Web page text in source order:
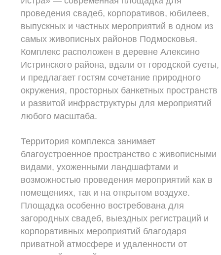
проведения свадеб, корпоративов, юбилеев,
выпускных и частных мероприятий в одном из
самых живописных районов Подмосковья.
Комплекс расположен в деревне Алексино
Истринского района, вдали от городской суеты,
и предлагает гостям сочетание природного
окружения, просторных банкетных пространств
и развитой инфраструктуры для мероприятий
любого масштаба.
Территория комплекса занимает
благоустроенное пространство с живописными
видами, ухоженными ландшафтами и
возможностью проведения мероприятий как в
помещениях, так и на открытом воздухе.
Площадка особенно востребована для
загородных свадеб, выездных регистраций и
корпоративных мероприятий благодаря
приватной атмосфере и удаленности от